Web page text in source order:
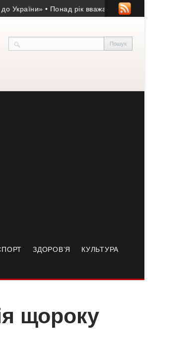
• Понад рік вважався зниклим безвісти:
ЗДОРОВ’Я КУЛЬТУРА
щороку